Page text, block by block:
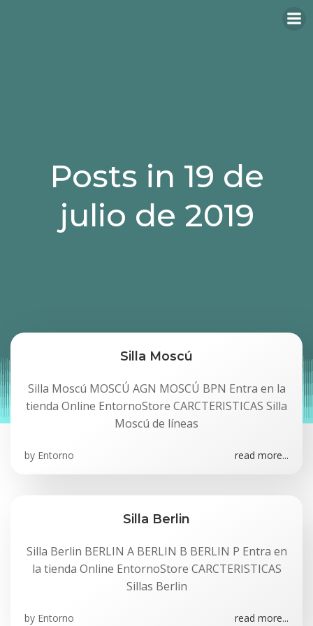
Posts in 19 de
julio de 2019
Silla Moscú
Silla Moscú MOSCÚ AGN MOSCÚ BPN Entra en la
tienda Online EntornoStore CARCTERISTICAS Silla
Moscú de líneas
by Entorno read more...
Silla Berlin
Silla Berlin BERLIN A BERLIN B BERLIN P Entra en
la tienda Online EntornoStore CARCTERISTICAS
Sillas Berlin
by Entorno read more...